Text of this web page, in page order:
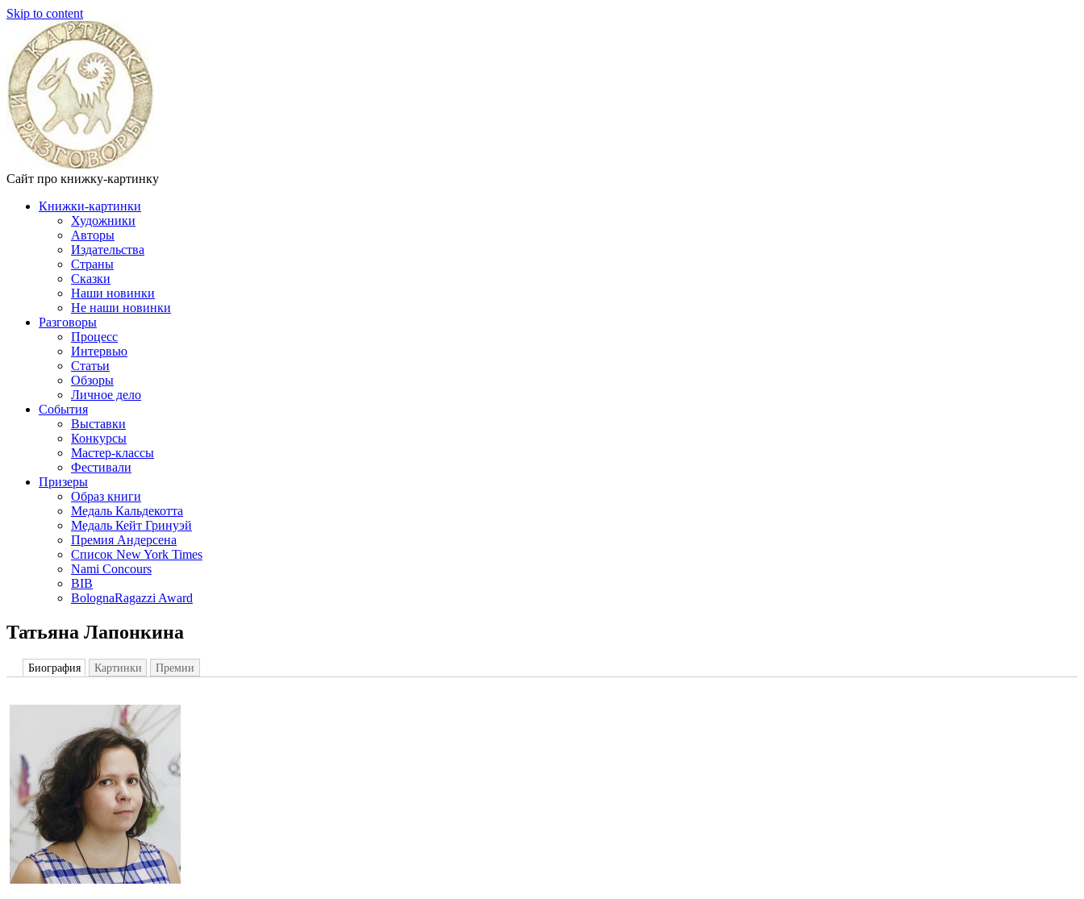
Skip to content
Сайт про книжку-картинку
Книжки-картинки
Художники
Авторы
Издательства
Страны
Сказки
Наши новинки
Не наши новинки
Разговоры
Процесс
Интервью
Статьи
Обзоры
Личное дело
События
Выставки
Конкурсы
Мастер-классы
Фестивали
Призеры
Образ книги
Медаль Кальдекотта
Медаль Кейт Гринуэй
Премия Андерсена
Список New York Times
Nami Concours
BIB
BolognaRagazzi Award
Татьяна Лапонкина
Биография Картинки Премии